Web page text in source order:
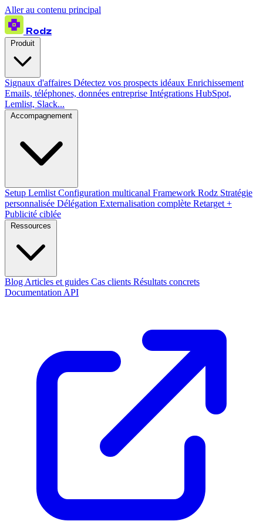
Aller au contenu principal
Rodz
Signaux d'affaires Détectez vos prospects idéaux Enrichissement
Emails, téléphones, données entreprise Intégrations HubSpot,
Lemlist, Slack...
Setup Lemlist Configuration multicanal Framework Rodz Stratégie
personnalisée Délégation Externalisation complète Retarget +
Publicité ciblée
Blog Articles et guides Cas clients Résultats concrets
Documentation API